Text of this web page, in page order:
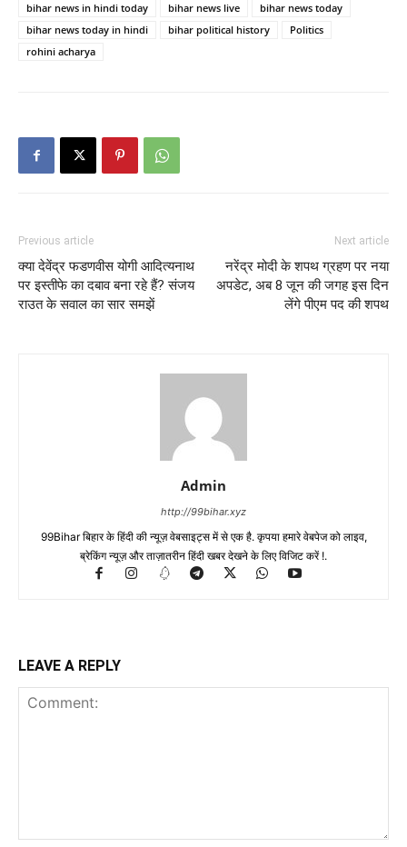
bihar news in hindi today
bihar news live
bihar news today
bihar news today in hindi
bihar political history
Politics
rohini acharya
Previous article
क्या देवेंद्र फडणवीस योगी आदित्यनाथ
पर इस्तीफे का दबाव बना रहे हैं? संजय
राउत के सवाल का सार समझें
Next article
नरेंद्र मोदी के शपथ ग्रहण पर नया
अपडेट, अब 8 जून की जगह इस दिन
लेंगे पीएम पद की शपथ
Admin
http://99bihar.xyz
99Bihar बिहार के हिंदी की न्यूज़ वेबसाइट्स में से एक है. कृपया हमारे वेबपेज को लाइव,
ब्रेकिंग न्यूज़ और ताज़ातरीन हिंदी खबर देखने के लिए विजिट करें !.
LEAVE A REPLY